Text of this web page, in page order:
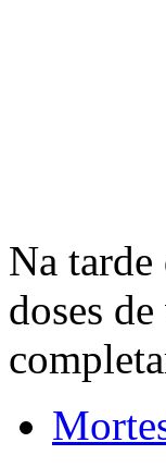
Na tarde
doses